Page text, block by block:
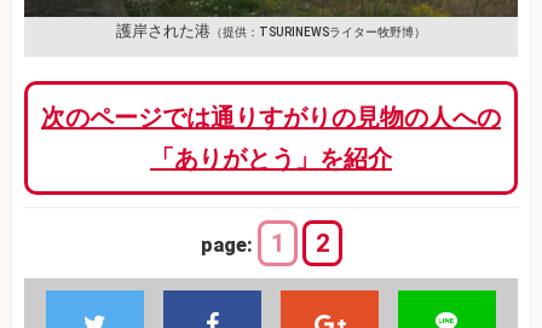
護岸された港 （提供：TSURINEWSライター牧野博）
次のページでは通りすがりの見物の人への
「ありがとう」を紹介
page: 1 2